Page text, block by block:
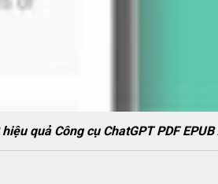
quả Công cụ ChatGPT PDF